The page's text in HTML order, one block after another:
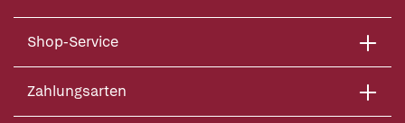
Shop-Service
Zahlungsarten